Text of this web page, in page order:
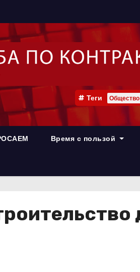
Теги Общество
Время с пользой